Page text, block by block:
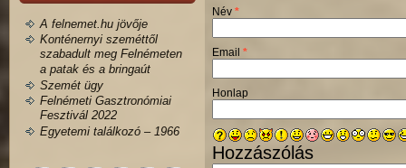
A felnemet.hu jövője
Konténernyi szeméttől
szabadult meg Felnémeten
a patak és a bringaút
Szemét ügy
Felnémeti Gasztronómiai
Fesztivál 2022
Egyetemi találkozó – 1966
Név *
Email *
Honlap
Hozzászólás